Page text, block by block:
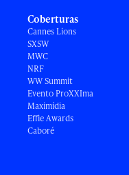
Coberturas
Cannes Lions
SXSW
MWC
NRF
WW Summit
Evento ProXXIma
Maximídia
Effie Awards
Caboré